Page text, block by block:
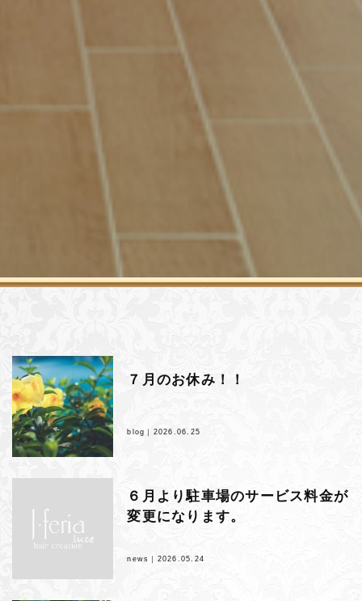
７月のお休み！！
blog｜ 2026.06.25
６月より駐車場のサービス料金が
変更になります。
news｜ 2026.05.24